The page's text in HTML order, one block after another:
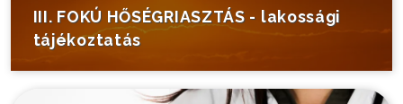
III. FOKÚ HŐSÉGRIASZTÁS - lakossági
tájékoztatás